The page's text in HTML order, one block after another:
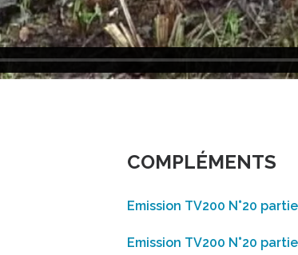
COMPLÉMENTS
Emission TV200 N°20
Emission TV200 N°20